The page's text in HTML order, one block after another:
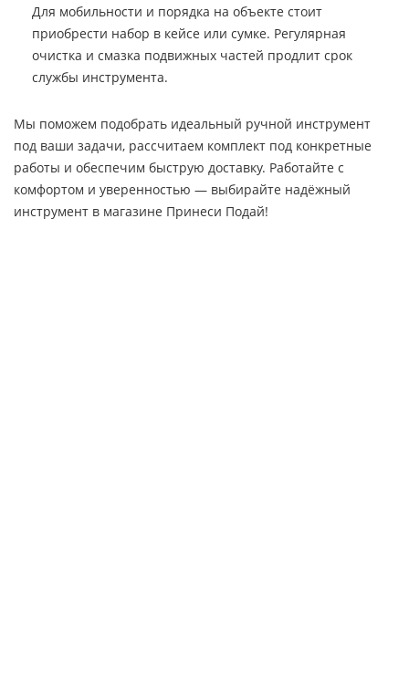
Для мобильности и порядка на объекте стоит
приобрести набор в кейсе или сумке. Регулярная
очистка и смазка подвижных частей продлит срок
службы инструмента.
Мы поможем подобрать идеальный ручной инструмент
под ваши задачи, рассчитаем комплект под конкретные
работы и обеспечим быструю доставку. Работайте с
комфортом и уверенностью — выбирайте надёжный
инструмент в магазине Принеси Подай!